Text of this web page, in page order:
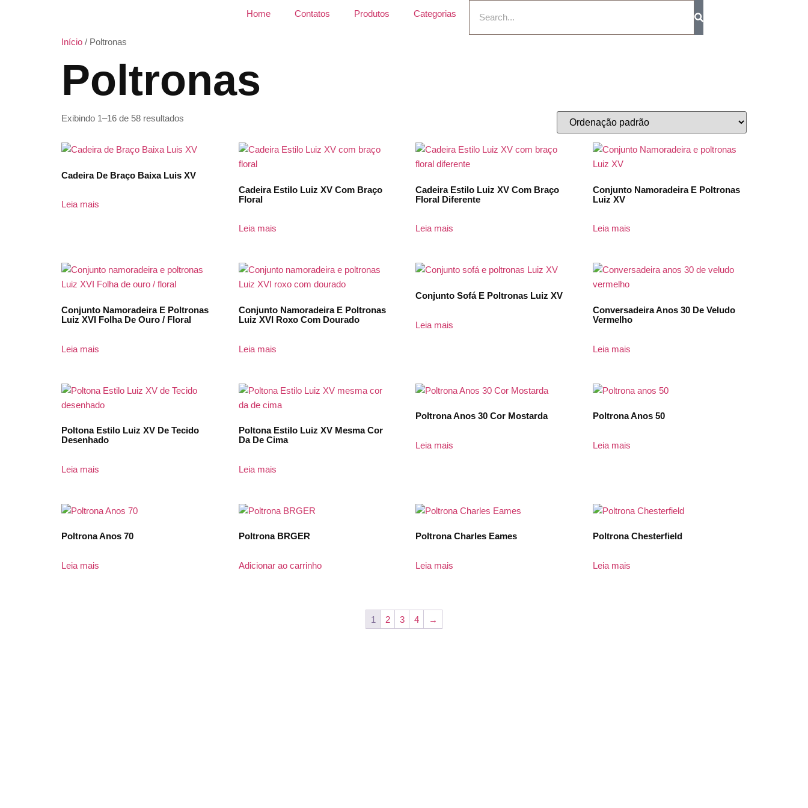
Home Contatos Produtos Categorias
Início / Poltronas
Poltronas
Exibindo 1–16 de 58 resultados
Cadeira De Braço Baixa Luis XV
Leia mais
Cadeira Estilo Luiz XV Com Braço
Floral
Leia mais
Cadeira Estilo Luiz XV Com Braço
Floral Diferente
Leia mais
Conjunto Namoradeira E Poltronas
Luiz XV
Leia mais
Conjunto Namoradeira E Poltronas
Luiz XVI Folha De Ouro / Floral
Leia mais
Conjunto Namoradeira E Poltronas
Luiz XVI Roxo Com Dourado
Leia mais
Conjunto Sofá E Poltronas Luiz XV
Leia mais
Conversadeira Anos 30 De Veludo
Vermelho
Leia mais
Poltona Estilo Luiz XV De Tecido
Desenhado
Leia mais
Poltona Estilo Luiz XV Mesma Cor
Da De Cima
Leia mais
Poltrona Anos 30 Cor Mostarda
Leia mais
Poltrona Anos 50
Leia mais
Poltrona Anos 70
Leia mais
Poltrona BRGER
Adicionar ao carrinho
Poltrona Charles Eames
Leia mais
Poltrona Chesterfield
Leia mais
1 2 3 4 →